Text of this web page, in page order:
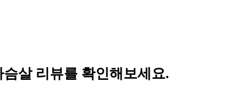
살 리뷰를 확인해보세요.